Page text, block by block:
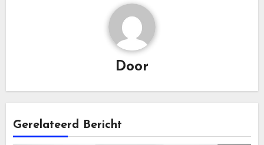
Door
Gerelateerd Bericht